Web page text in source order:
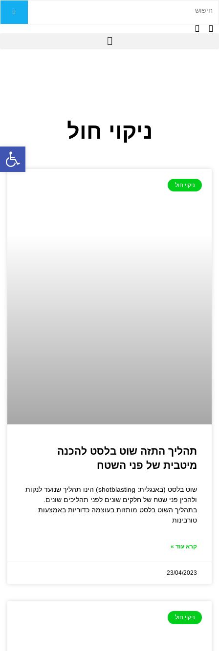
ניקוי חול
ניקוי חול
תהליך התזה שוט בלסט להכנה
מיטבית של פני השטח
שוט בלסט (באנגלית: shotblasting) הינו תהליך שנועד לנקות
ולהכין פני שטח של חלקים שונים לפני תהליכים שונים.
בתהליך השוט בלסט מותזות בעוצמה כדוריות באמצעות
טורבינות
קרא עוד »
23/04/2023
ניקוי חול